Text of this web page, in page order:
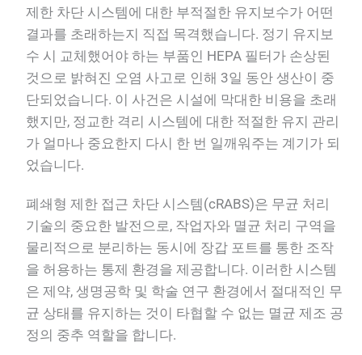
제한 차단 시스템에 대한 부적절한 유지보수가 어떤
결과를 초래하는지 직접 목격했습니다. 정기 유지보
수 시 교체했어야 하는 부품인 HEPA 필터가 손상된
것으로 밝혀진 오염 사고로 인해 3일 동안 생산이 중
단되었습니다. 이 사건은 시설에 막대한 비용을 초래
했지만, 정교한 격리 시스템에 대한 적절한 유지 관리
가 얼마나 중요한지 다시 한 번 일깨워주는 계기가 되
었습니다.
폐쇄형 제한 접근 차단 시스템(cRABS)은 무균 처리
기술의 중요한 발전으로, 작업자와 멸균 처리 구역을
물리적으로 분리하는 동시에 장갑 포트를 통한 조작
을 허용하는 통제 환경을 제공합니다. 이러한 시스템
은 제약, 생명공학 및 학술 연구 환경에서 절대적인 무
균 상태를 유지하는 것이 타협할 수 없는 멸균 제조 공
정의 중추 역할을 합니다.